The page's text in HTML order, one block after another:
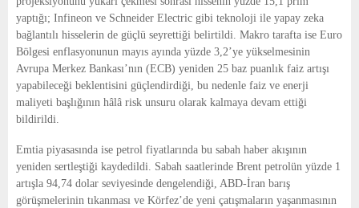
yaptığı; Infineon ve Schneider Electric gibi teknoloji ile yapay zeka
bağlantılı hisselerin de güçlü seyrettiği belirtildi. Makro tarafta ise Euro
Bölgesi enflasyonunun mayıs ayında yüzde 3,2’ye yükselmesinin
Avrupa Merkez Bankası’nın (ECB) yeniden 25 baz puanlık faiz artışı
yapabileceği beklentisini güçlendirdiği, bu nedenle faiz ve enerji
maliyeti başlığının hâlâ risk unsuru olarak kalmaya devam ettiği
bildirildi.
Emtia piyasasında ise petrol fiyatlarında bu sabah haber akışının
yeniden sertleştiği kaydedildi. Sabah saatlerinde Brent petrolün yüzde 1
artışla 94,74 dolar seviyesinde dengelendiği, ABD-İran barış
görüşmelerinin tıkanması ve Körfez’de yeni çatışmaların yaşanmasının